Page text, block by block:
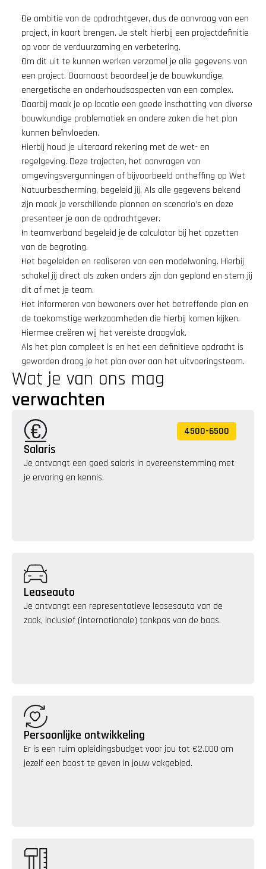
De ambitie van de opdrachtgever, dus de aanvraag van een
project, in kaart brengen. Je stelt hierbij een projectdefinitie
op voor de verduurzaming en verbetering.
Om dit uit te kunnen werken verzamel je alle gegevens van
een project. Daarnaast beoordeel je de bouwkundige,
energetische en onderhoudsaspecten van een complex.
Daarbij maak je op locatie een goede inschatting van diverse
bouwkundige problematiek en andere zaken die het plan
kunnen beïnvloeden.
Hierbij houd je uiteraard rekening met de wet- en
regelgeving. Deze trajecten, het aanvragen van
omgevingsvergunningen of bijvoorbeeld ontheffing op Wet
Natuurbescherming, begeleid jij. Als alle gegevens bekend
zijn maak je verschillende plannen en scenario’s en deze
presenteer je aan de opdrachtgever.
In teamverband begeleid je de calculator bij het opzetten
van de begroting.
Het begeleiden en realiseren van een modelwoning. Hierbij
schakel jij direct als zaken anders zijn dan gepland en stem jij
dit af met je team.
Het informeren van bewoners over het betreffende plan en
de toekomstige werkzaamheden die hierbij komen kijken.
Hiermee creëren wij het vereiste draagvlak.
Als het plan compleet is en het een definitieve opdracht is
geworden draag je het plan over aan het uitvoeringsteam.
verwachten
4500-6500
Salaris
Je ontvangt een goed salaris in overeenstemming met
je ervaring en kennis.
Leaseauto
Je ontvangt een representatieve leasesauto van de
zaak, inclusief (internationale) tankpas van de baas.
Persoonlijke ontwikkeling
Er is een ruim opleidingsbudget voor jou tot €2.000 om
jezelf een boost te geven in jouw vakgebied.